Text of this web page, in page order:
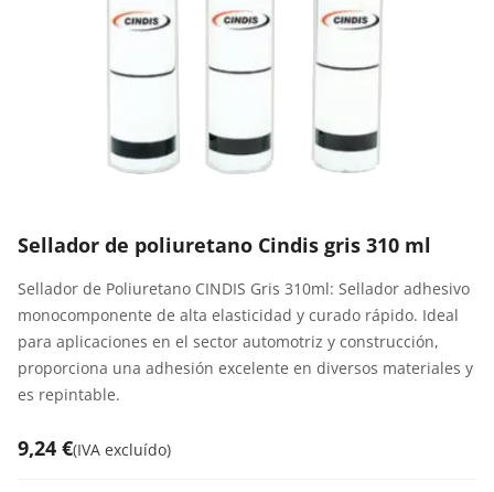
Sellador de poliuretano Cindis gris 310 ml
Sellador de Poliuretano CINDIS Gris 310ml: Sellador adhesivo
monocomponente de alta elasticidad y curado rápido. Ideal
para aplicaciones en el sector automotriz y construcción,
proporciona una adhesión excelente en diversos materiales y
es repintable.
9,24 €(IVA excluído)